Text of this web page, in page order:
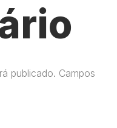
publicado. Campos